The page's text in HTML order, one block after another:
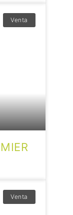
Venta
Venta